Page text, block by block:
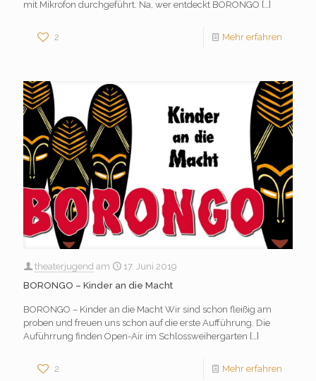
mit Mikrofon durchgeführt. Na, wer entdeckt BORONGO […]
2 Mehr erfahren
theaterjugend am
17. Juni 2019
BORONGO – Kinder an die Macht
BORONGO – Kinder an die Macht Wir sind schon fleißig am
proben und freuen uns schon auf die erste Aufführung. Die
Auführrung finden Open-Air im Schlossweihergarten […]
2 Mehr erfahren